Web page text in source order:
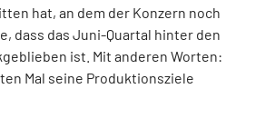
hat, an dem der Konzern noch
dass das Juni-Quartal hinter den
ist. Mit anderen Worten:
Mal seine Produktionsziele